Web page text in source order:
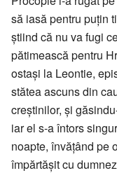
să iasă pentru puțin
știind că nu va fugi
pătimească pentru
ostași la Leontie,
stătea ascuns din
creștinilor, și
iar el s-a întors
noapte, învățând pe
împărtășit cu